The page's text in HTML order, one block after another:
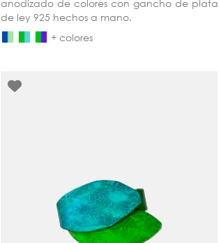
anodizado de colores con gancho de plata
de ley 925 hechos a mano.
+ colores